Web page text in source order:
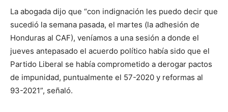
La abogada dijo que “con indignación les puedo decir que
sucedió la semana pasada, el martes (la adhesión de
Honduras al CAF), veníamos a una sesión a donde el
jueves antepasado el acuerdo político había sido que el
Partido Liberal se había comprometido a derogar pactos
de impunidad, puntualmente el 57-2020 y reformas al
93-2021”, señaló.